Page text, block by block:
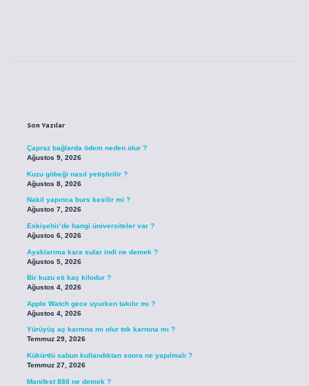
Son Yazılar
Çapraz bağlarda ödem neden olur ?
Ağustos 9, 2026
Kuzu göbeği nasıl yetiştirilir ?
Ağustos 8, 2026
Nakil yapınca burs kesilir mi ?
Ağustos 7, 2026
Eskişehir’de hangi üniversiteler var ?
Ağustos 6, 2026
Ayaklarıma kara sular indi ne demek ?
Ağustos 5, 2026
Bir kuzu eti kaç kilodur ?
Ağustos 4, 2026
Apple Watch gece uyurken takılır mı ?
Ağustos 4, 2026
Yürüyüş aç karnına mı olur tok karnına mı ?
Temmuz 29, 2026
Kükürtlü sabun kullandıktan sonra ne yapılmalı ?
Temmuz 27, 2026
Manifest 888 ne demek ?